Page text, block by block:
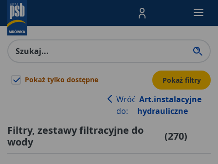
Menu Produktów,
Pokaż tylko dostępne Pokaż filtry
Wróć
do:
Art.instalacyjne
hydrauliczne
Filtry, zestawy filtracyjne do
wody
(270)